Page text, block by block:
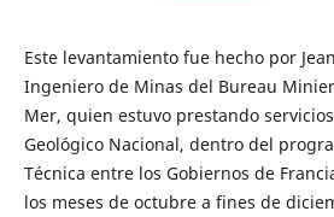
Este levantamiento fue hecho por
Ingeniero de Minas del Bureau
Mer, quien estuvo prestando
Geológico Nacional, dentro del
Técnica entre los Gobiernos de
los meses de octubre a fines de